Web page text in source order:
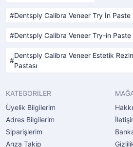
Dentsply Calibra Veneer Try İn Paste
Dentsply Calibra Veneer Try-in Paste
Dentsply Calibra Veneer Estetik
Pastası
KATEGORİLER
Üyelik Bilgilerim
Adres Bilgilerim
Siparişlerim
Arıza Takip